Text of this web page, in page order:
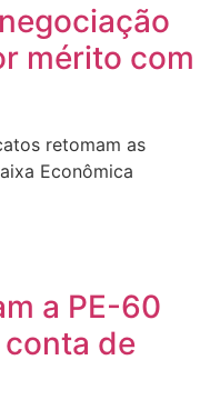
mérito com
retomam as
Econômica
a PE-60
de